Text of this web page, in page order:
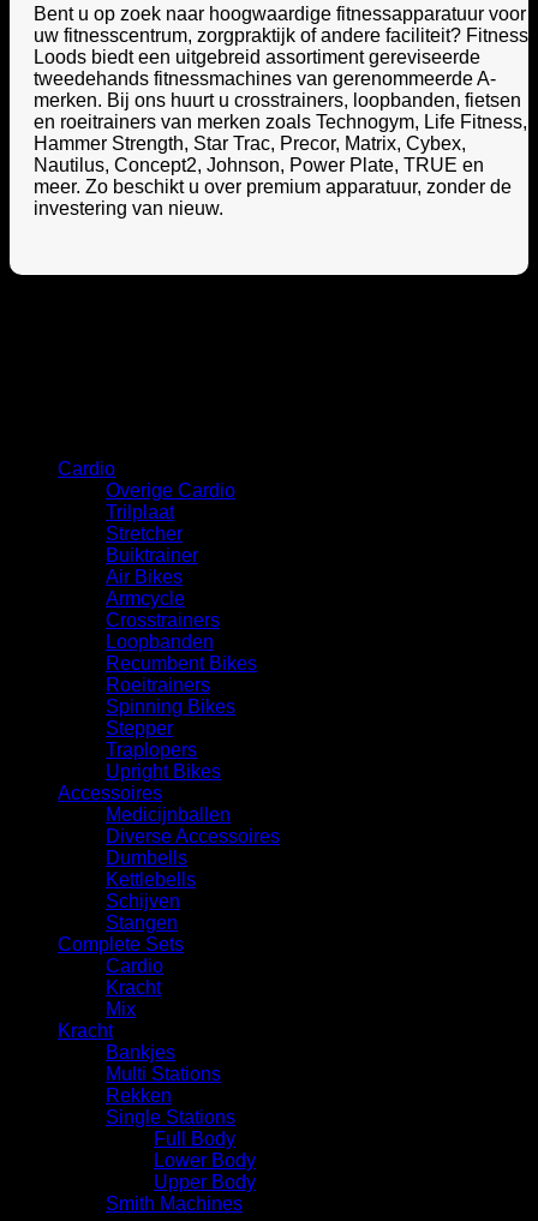
Bent u op zoek naar hoogwaardige fitnessapparatuur voor
uw fitnesscentrum, zorgpraktijk of andere faciliteit? Fitness
Loods biedt een uitgebreid assortiment gereviseerde
tweedehands fitnessmachines van gerenommeerde A-
merken. Bij ons huurt u crosstrainers, loopbanden, fietsen
en roeitrainers van merken zoals Technogym, Life Fitness,
Hammer Strength, Star Trac, Precor, Matrix, Cybex,
Nautilus, Concept2, Johnson, Power Plate, TRUE en
meer. Zo beschikt u over premium apparatuur, zonder de
investering van nieuw.
Cardio
Overige Cardio
Trilplaat
Stretcher
Buiktrainer
Air Bikes
Armcycle
Crosstrainers
Loopbanden
Recumbent Bikes
Roeitrainers
Spinning Bikes
Stepper
Traplopers
Upright Bikes
Accessoires
Medicijnballen
Diverse Accessoires
⁠Dumbells
Kettlebells
⁠Schijven
Stangen
Complete Sets
Cardio
⁠Kracht
Mix
Kracht
Bankjes
Multi Stations
Rekken
Single Stations
Full Body
Lower Body
Upper Body
Smith Machines